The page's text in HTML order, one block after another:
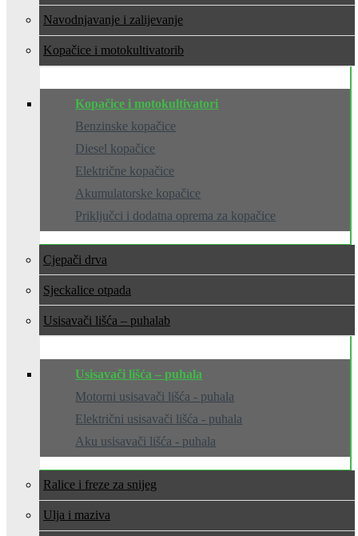
Navodnjavanje i zalijevanje
Kopačice i motokultivatori
Kopačice i motokultivatori
Benzinske kopačice
Diesel kopačice
Električne kopačice
Akumulatorske kopačice
Priključci i dodatna oprema za kopačice
Cjepači drva
Sjeckalice otpada
Usisavači lišća – puhala
Usisavači lišća – puhala
Motorni usisavači lišća - puhala
Električni usisavači lišća - puhala
Aku usisavači lišća - puhala
Ralice i freze za snijeg
Ulja i maziva